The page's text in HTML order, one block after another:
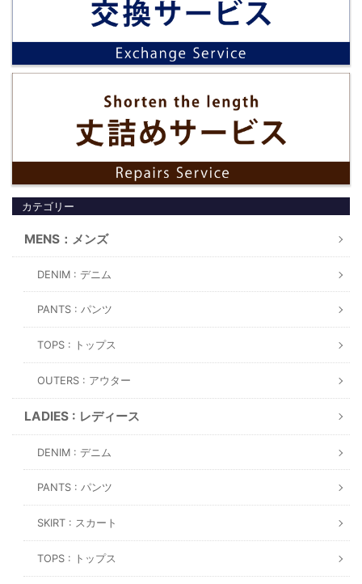
カテゴリー
MENS：メンズ
DENIM : デニム
PANTS : パンツ
TOPS : トップス
OUTERS : アウター
LADIES : レディース
DENIM : デニム
PANTS : パンツ
SKIRT : スカート
TOPS : トップス